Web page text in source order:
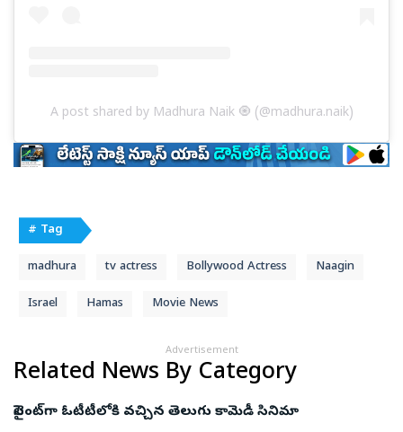
A post shared by Madhura Naik 🧿 (@madhura.naik)
# Tag
madhura tv actress Bollywood Actress Naagin
Israel Hamas Movie News
Advertisement
Related News By Category
సైలెంట్‌గా ఓటీటీలోకి వచ్చిన తెలుగు కామెడీ సినిమా